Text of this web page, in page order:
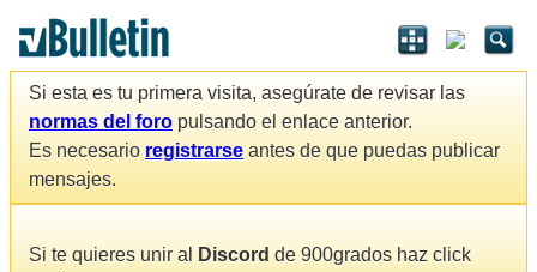
Si esta es tu primera visita, asegúrate de revisar las
normas del foro pulsando el enlace anterior.
Es necesario registrarse antes de que puedas publicar
mensajes.
Si te quieres unir al Discord de 900grados haz click